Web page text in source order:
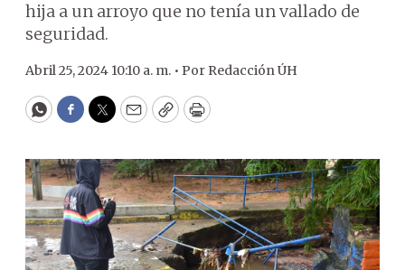
hija a un arroyo que no tenía un vallado de
seguridad.
Abril 25, 2024 10:10 a. m. • Por Redacción ÚH
WhatsApp
Facebook
Twitter
EmailCopyPrint